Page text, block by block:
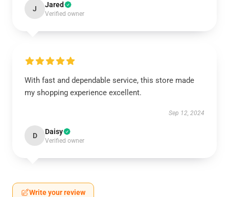
J Jared
Verified owner
With fast and dependable service, this store made
my shopping experience excellent.
Sep 12, 2024
D Daisy
Verified owner
Write your review